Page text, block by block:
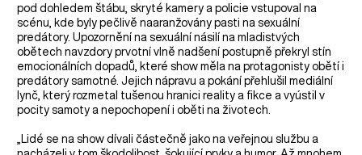
pod dohledem štábu, skryté kamery a policie vstupoval na
scénu, kde byly pečlivě naaranžovány pasti na sexuální
predátory. Upozornění na sexuální násilí na mladistvých
obětech navzdory prvotní vlně nadšení postupně překryl stín
emocionálních dopadů, které show měla na protagonisty obětí i
predátory samotné. Jejich nápravu a pokání přehlušil mediální
lynč, který rozmetal tušenou hranici reality a fikce a vyústil v
pocity samoty a nepochopení i oběti na životech.
„Lidé se na show dívali částečně jako na veřejnou službu a